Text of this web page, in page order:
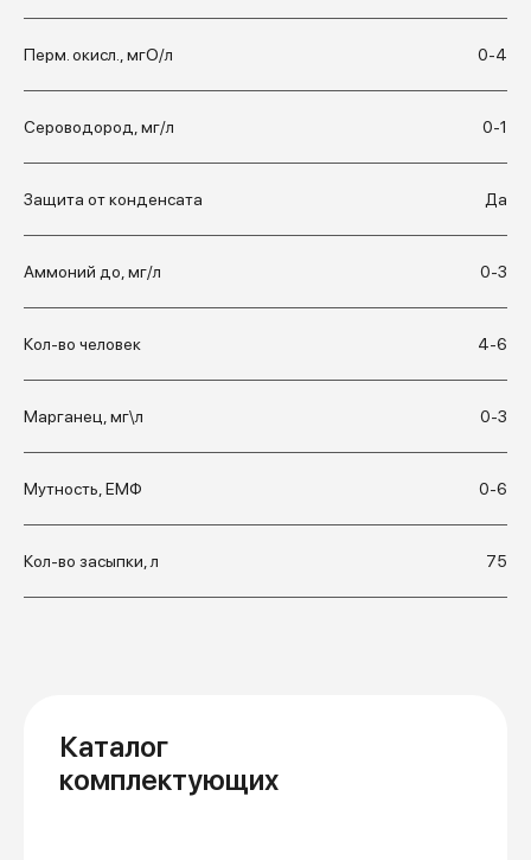
Перм. окисл., мгО/л 0-4
Сероводород, мг/л 0-1
Защита от конденсата Да
Аммоний до, мг/л 0-3
Кол-во человек 4-6
Марганец, мг\л 0-3
Мутность, ЕМФ 0-6
Кол-во засыпки, л 75
Каталог
комплектующих